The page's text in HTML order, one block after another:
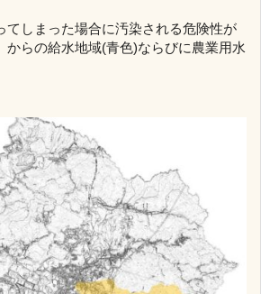
てしまった場合に汚染される危険性が
からの給水地域(青色)ならびに農業用水